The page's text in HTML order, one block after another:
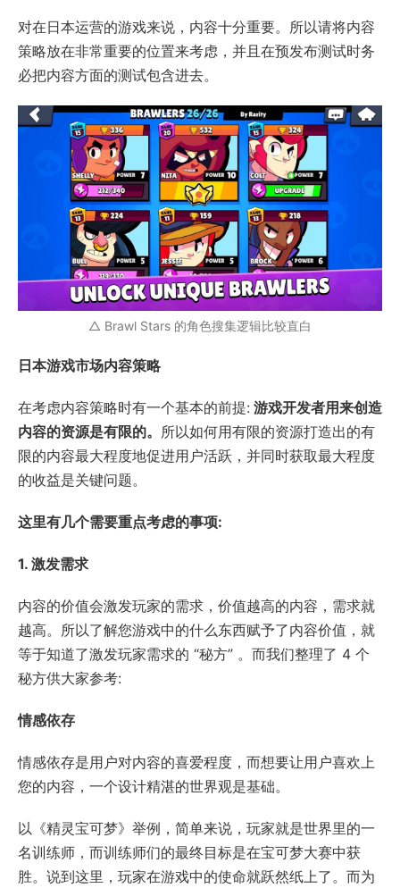
对在日本运营的游戏来说，内容十分重要。所以请将内容
策略放在非常重要的位置来考虑，并且在预发布测试时务
必把内容方面的测试包含进去。
△ Brawl Stars 的角色搜集逻辑比较直白
日本游戏市场内容策略
在考虑内容策略时有一个基本的前提: 游戏开发者用来创造
内容的资源是有限的。 所以如何用有限的资源打造出的有
限的内容最大程度地促进用户活跃，并同时获取最大程度
的收益是关键问题。
这里有几个需要重点考虑的事项:
1. 激发需求
内容的价值会激发玩家的需求，价值越高的内容，需求就
越高。所以了解您游戏中的什么东西赋予了内容价值，就
等于知道了激发玩家需求的 “秘方” 。而我们整理了 4 个
秘方供大家参考:
情感依存
情感依存是用户对内容的喜爱程度，而想要让用户喜欢上
您的内容，一个设计精湛的世界观是基础。
以《精灵宝可梦》举例，简单来说，玩家就是世界里的一
名训练师，而训练师们的最终目标是在宝可梦大赛中获
胜。说到这里，玩家在游戏中的使命就跃然纸上了。而为